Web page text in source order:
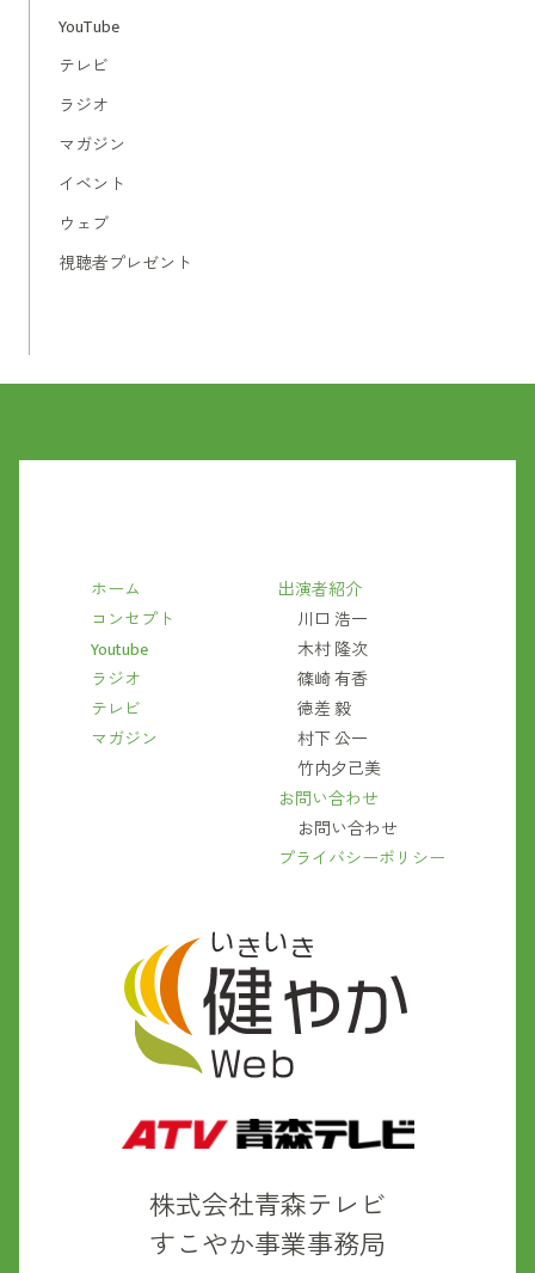
YouTube
テレビ
ラジオ
マガジン
イベント
ウェブ
視聴者プレゼント
株式会社青森テレビ
すこやか事業事務局
ホーム
コンセプト
Youtube
ラジオ
テレビ
マガジン
出演者紹介
川口 浩一
木村 隆次
篠崎 有香
徳差 毅
村下 公一
竹内夕己美
お問い合わせ
お問い合わせ
プライバシーポリシー